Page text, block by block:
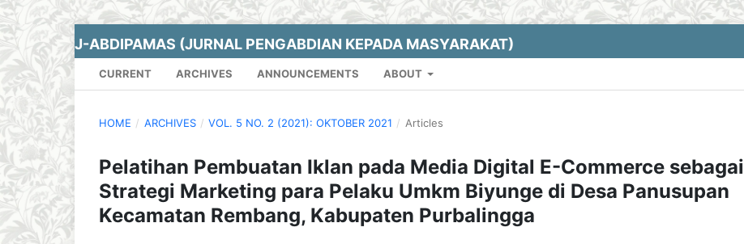
J-ABDIPAMAS (JURNAL PENGABDIAN KEPADA MASYARAKAT)
CURRENT ARCHIVES ANNOUNCEMENTS ABOUT
HOME / ARCHIVES / VOL. 5 NO. 2 (2021): OKTOBER 2021 / Articles
Pelatihan Pembuatan Iklan pada Media Digital E-Commerce sebagai
Strategi Marketing para Pelaku Umkm Biyunge di Desa Panusupan
Kecamatan Rembang, Kabupaten Purbalingga